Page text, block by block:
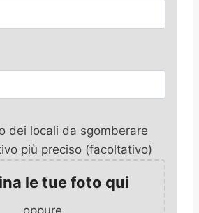
dei locali da sgomberare
più preciso (facoltativo)
le tue foto qui